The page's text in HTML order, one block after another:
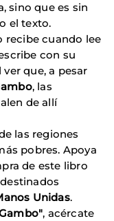
sino que es sin
el texto.
recibe cuando lee
con su
que, a pesar
, las
de allí
las regiones
pobres. Apoya
de este libro
Unidas.
, acércate